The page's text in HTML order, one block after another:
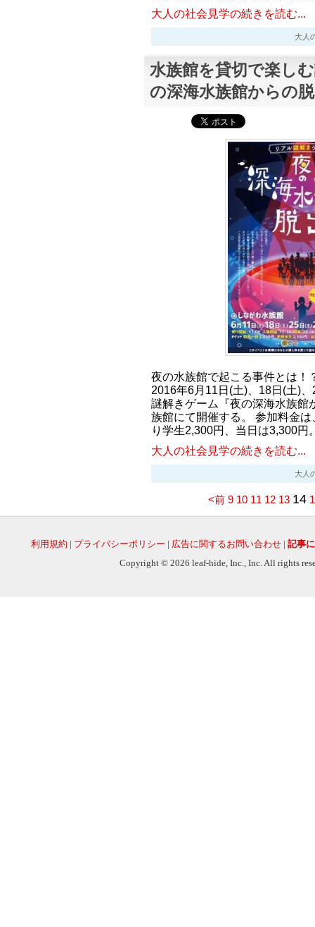
大人の社会見学の続きを読む...
大人
水族館を貸切で楽し
の深海水族館からの
夜の水族館で起こる事件とは！
2016年6月11日(土)、18日(土)
謎解きゲーム『夜の深海水族館
族館にて開催する。 参加料金
り学生2,300円、当日は3,300
大人の社会見学の続きを読む...
大人
<前 9 10 11 12 13 14
利用規約 | プライバシーポリシー | 広告に関するお問い合わせ | 記事
Copyright © 2026 leaf-hide, Inc., Inc. All rights